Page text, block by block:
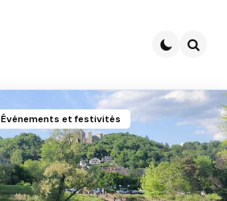
Événements et festivités